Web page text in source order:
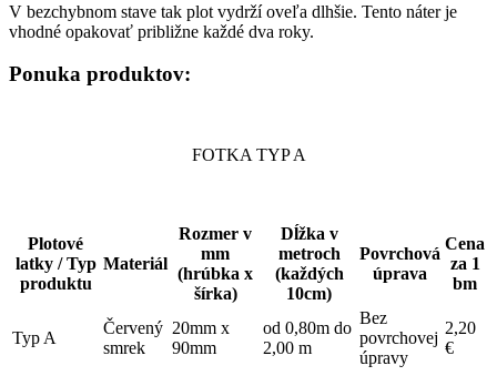
V bezchybnom stave tak plot vydrží oveľa dlhšie. Tento náter je
vhodné opakovať približne každé dva roky.
Ponuka produktov:
FOTKA TYP A
Plotové
latky / Typ
produktu
Materiál
Rozmer v
mm
(hrúbka x
šírka)
Dĺžka v
metroch
(každých
10cm)
Povrchová
úprava
Cena
za 1
bm
Typ A
Červený
smrek
20mm x
90mm
od 0,80m do
2,00 m
Bez
povrchovej
úpravy
2,20
€